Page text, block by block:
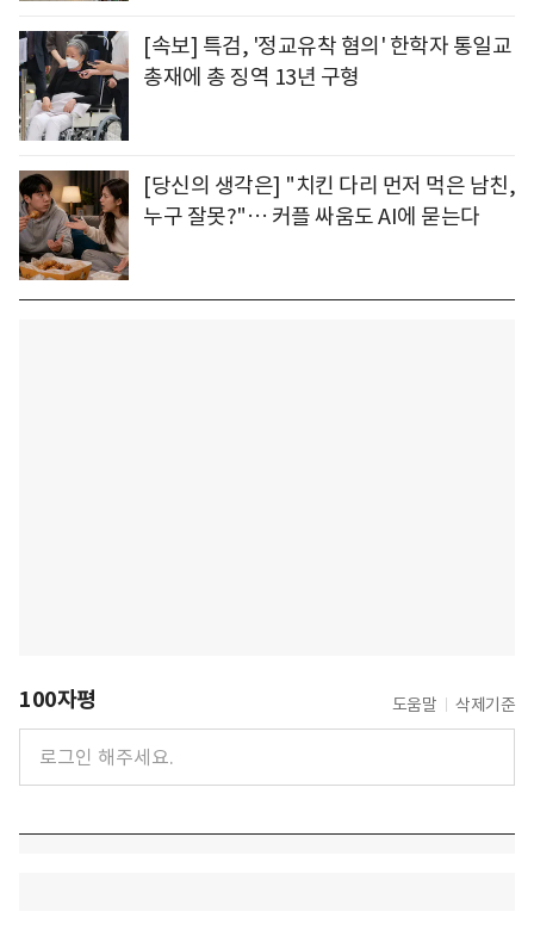
[속보] 특검, '정교유착 혐의' 한학자 통일교
총재에 총 징역 13년 구형
[당신의 생각은] "치킨 다리 먼저 먹은 남친,
누구 잘못?"… 커플 싸움도 AI에 묻는다
100자평 도움말 삭제기준